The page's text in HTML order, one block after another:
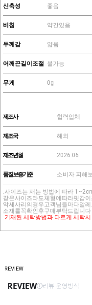
신축성 좋음
비침 약간있음
두께감 얇음
어깨끈길이조절 불가능
무게 0g
제조사 협력업체
제조국 해외
제조년월 2026.06
품질보증기준 소비자 피해
.사이즈는 재는 방법에 따라
같은사이즈라도체형에따라핏감
악세사리의경우고객님들마다알
소재를꼭확인후구매부탁드립니다
.기재된 세탁방법과 다르게 세탁
REVIEW